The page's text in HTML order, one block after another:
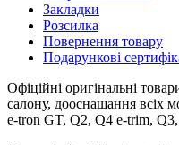
Закладки
Розсилка
Повернення товару
Подарункові
Офіційні оригінальні
салону, дооснащання всіх
e-tron GT, Q2, Q4 e-trim,